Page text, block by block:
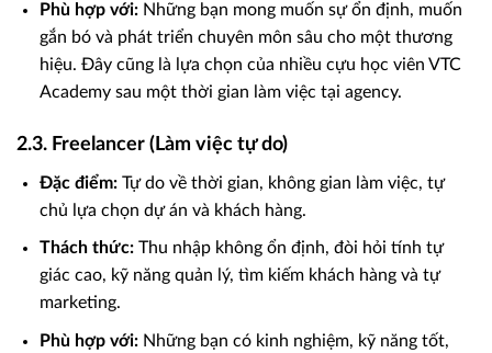
Phù hợp với:Những bạn mong muốn sự ổn định, muốn
gắn bó và phát triển chuyên môn sâu cho một thương
hiệu. Đây cũng là lựa chọn của nhiều cựu học viên VTC
Academy sau một thời gian làm việc tại agency.
2.3. Freelancer (Làm việc tự do)
Đặc điểm:Tự do về thời gian, không gian làm việc, tự
chủ lựa chọn dự án và khách hàng.
Thách thức:Thu nhập không ổn định, đòi hỏi tính tự
giác cao, kỹ năng quản lý, tìm kiếm khách hàng và tự
marketing.
Phù hợp với:Những bạn có kinh nghiệm, kỹ năng tốt,